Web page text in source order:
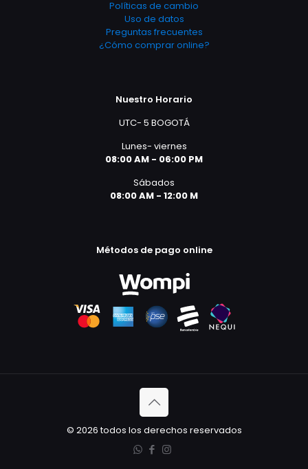
Políticas de cambio
Uso de datos
Preguntas frecuentes
¿Cómo comprar online?
Nuestro Horario
UTC- 5 BOGOTÁ
Lunes- viernes
08:00 AM - 06:00 PM
Sábados
08:00 AM - 12:00 M
Métodos de pago online
© 2026 todos los derechos reservados